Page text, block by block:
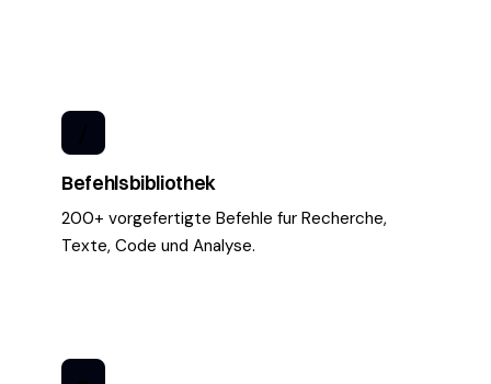
Befehlsbibliothek
200+ vorgefertigte Befehle fur Recherche,
Texte, Code und Analyse.